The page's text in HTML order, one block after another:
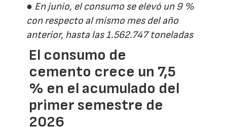
● En junio, el consumo se elevó un 9 %
con respecto al mismo mes del año
anterior, hasta las 1.562.747 toneladas
El consumo de
cemento crece un 7,5
% en el acumulado del
primer semestre de
2026